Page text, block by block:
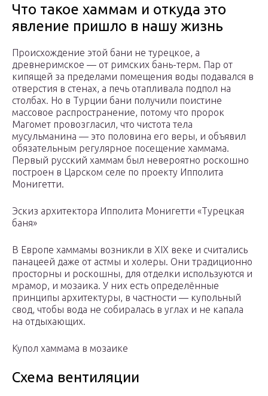
Что такое хаммам и откуда это
явление пришло в нашу жизнь
Происхождение этой бани не турецкое, а
древнеримское — от римских бань-терм. Пар от
кипящей за пределами помещения воды подавался в
отверстия в стенах, а печь отапливала подпол на
столбах. Но в Турции бани получили поистине
массовое распространение, потому что пророк
Магомет провозгласил, что чистота тела
мусульманина — это половина его веры, и объявил
обязательным регулярное посещение хаммама.
Первый русский хаммам был невероятно роскошно
построен в Царском селе по проекту Ипполита
Монигетти.
Эскиз архитектора Ипполита Монигетти «Турецкая
баня»
В Европе хаммамы возникли в XIX веке и считались
панацеей даже от астмы и холеры. Они традиционно
просторны и роскошны, для отделки используются и
мрамор, и мозаика. У них есть определённые
принципы архитектуры, в частности — купольный
свод, чтобы вода не собиралась в углах и не капала
на отдыхающих.
Купол хаммама в мозаике
Схема вентиляции